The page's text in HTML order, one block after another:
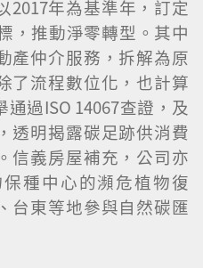
2017年為基準年，訂定
，推動淨零轉型。其中
產仲介服務，拆解為原
了流程數位化，也計算
過ISO 14067查證，及
透明揭露碳足跡供消費
信義房屋補充，公司亦
種中心的瀕危植物復
台東等地參與自然碳匯